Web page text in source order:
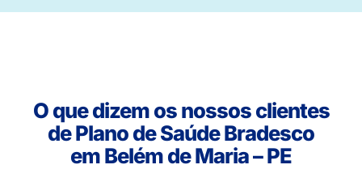
O que dizem os nossos clientes
de Plano de Saúde Bradesco
em Belém de Maria – PE